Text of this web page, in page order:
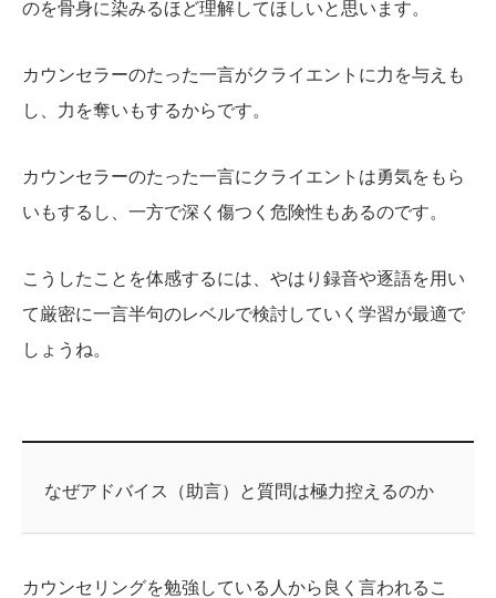
のを骨身に染みるほど理解してほしいと思います。
カウンセラーのたった一言がクライエントに力を与えも
し、力を奪いもするからです。
カウンセラーのたった一言にクライエントは勇気をもら
いもするし、一方で深く傷つく危険性もあるのです。
こうしたことを体感するには、やはり録音や逐語を用い
て厳密に一言半句のレベルで検討していく学習が最適で
しょうね。
なぜアドバイス（助言）と質問は極力控えるのか
カウンセリングを勉強している人から良く言われるこ